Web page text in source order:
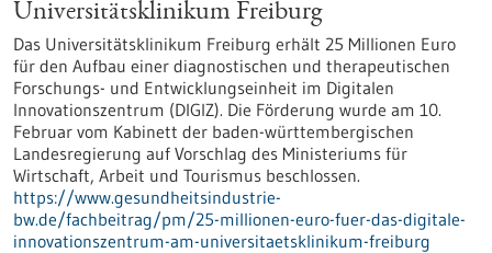
Universitätsklinikum Freiburg
Das Universitätsklinikum Freiburg erhält 25 Millionen Euro
für den Aufbau einer diagnostischen und therapeutischen
Forschungs- und Entwicklungseinheit im Digitalen
Innovationszentrum (DIGIZ). Die Förderung wurde am 10.
Februar vom Kabinett der baden-württembergischen
Landesregierung auf Vorschlag des Ministeriums für
Wirtschaft, Arbeit und Tourismus beschlossen.
https://www.gesundheitsindustrie-
bw.de/fachbeitrag/pm/25-millionen-euro-fuer-das-digitale-
innovationszentrum-am-universitaetsklinikum-freiburg